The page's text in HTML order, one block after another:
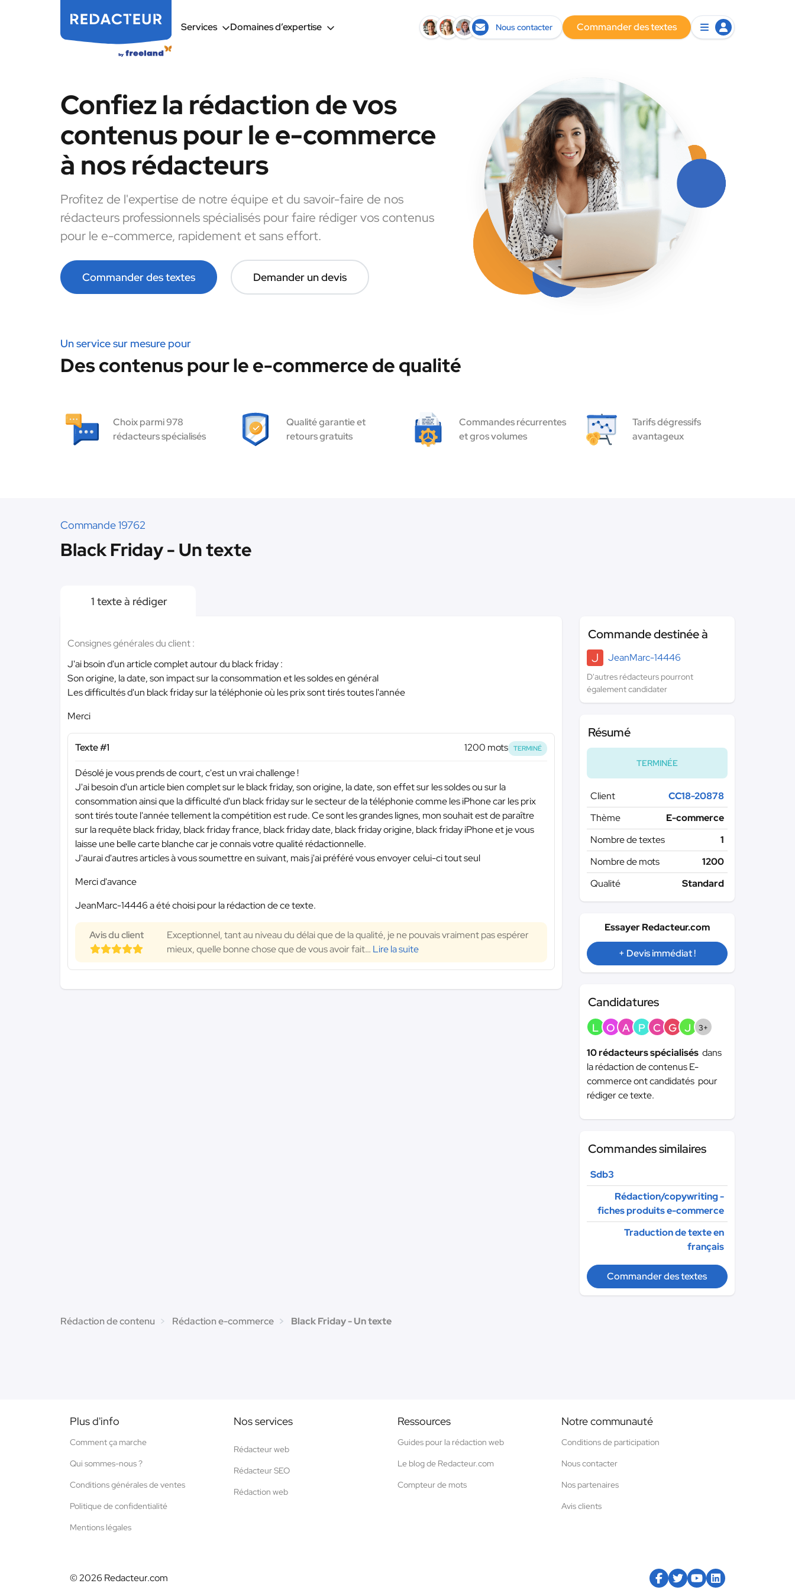
Services Domaines d’expertise Nous contacter Commander des textes
Confiez la rédaction de vos
contenus pour le e-commerce
à nos rédacteurs
Profitez de l'expertise de notre équipe et du savoir-faire de nos
rédacteurs professionnels spécialisés pour faire rédiger vos contenus
pour le e-commerce, rapidement et sans effort.
Commander des textes Demander un devis
Un service sur mesure pour
Des contenus pour le e-commerce de qualité
Choix parmi 978
rédacteurs spécialisés
Qualité garantie et
retours gratuits
Commandes récurrentes
et gros volumes
Tarifs dégressifs
avantageux
Commande 19762
Black Friday - Un texte
1 texte à rédiger
Consignes générales du client :
J'ai bsoin d'un article complet autour du black friday :
Son origine, la date, son impact sur la consommation et les soldes en général
Les difficultés d'un black friday sur la téléphonie où les prix sont tirés toutes l'année
Merci
Texte #1 1200 mots TERMINÉ
Désolé je vous prends de court, c'est un vrai challenge !
J'ai besoin d'un article bien complet sur le black friday, son origine, la date, son effet sur les soldes ou sur la
consommation ainsi que la difficulté d'un black friday sur le secteur de la téléphonie comme les iPhone car les prix
sont tirés toute l'année tellement la compétition est rude. Ce sont les grandes lignes, mon souhait est de paraître
sur la requête black friday, black friday france, black friday date, black friday origine, black friday iPhone et je vous
laisse une belle carte blanche car je connais votre qualité rédactionnelle.
J'aurai d'autres articles à vous soumettre en suivant, mais j'ai préféré vous envoyer celui-ci tout seul
Merci d'avance
JeanMarc-14446 a été choisi pour la rédaction de ce texte.
Avis du client
Exceptionnel, tant au niveau du délai que de la qualité, je ne pouvais vraiment pas espérer
mieux, quelle bonne chose que de vous avoir fait… Lire la suite
Commande destinée à
J
JeanMarc-14446
D'autres rédacteurs pourront
également candidater
Résumé
TERMINÉE
Client
CC18-20878
Thème
E-commerce
Nombre de textes
1
Nombre de mots
1200
Qualité
Standard
Essayer Redacteur.com
+ Devis immédiat !
Candidatures
L O A P C G J 3+
10 rédacteurs spécialisés dans
la rédaction de contenus E-
commerce ont candidatés pour
rédiger ce texte.
Commandes similaires
Sdb3
Rédaction/copywriting -
fiches produits e-commerce
Traduction de texte en
français
Commander des textes
Rédaction de contenu Rédaction e-commerce Black Friday - Un texte
Plus d'info
Comment ça marche
Qui sommes-nous ?
Conditions générales de ventes
Politique de confidentialité
Mentions légales
Nos services
Rédacteur web
Rédacteur SEO
Rédaction web
Ressources
Guides pour la rédaction web
Le blog de Redacteur.com
Compteur de mots
Notre communauté
Conditions de participation
Nous contacter
Nos partenaires
Avis clients
© 2026 Redacteur.com